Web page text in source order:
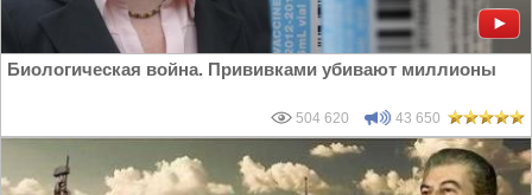
Биологическая война. Прививками убивают миллионы
504 620 43 650